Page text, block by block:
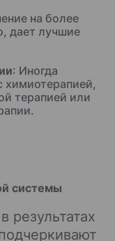
на более
дает лучшие
: Иногда
химиотерапией,
терапией или
системы
результатах